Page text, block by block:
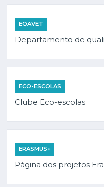
EQAVET
Departamento de
ECO-ESCOLAS
Clube Eco-escolas
ERASMUS+
Página dos projetos